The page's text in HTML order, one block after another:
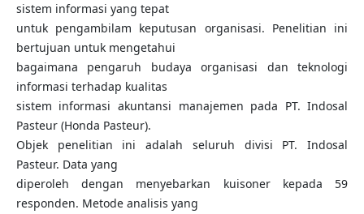
sistem informasi yang tepat
untuk pengambilam keputusan organisasi. Penelitian ini
bertujuan untuk mengetahui
bagaimana pengaruh budaya organisasi dan teknologi
informasi terhadap kualitas
sistem informasi akuntansi manajemen pada PT. Indosal
Pasteur (Honda Pasteur).
Objek penelitian ini adalah seluruh divisi PT. Indosal
Pasteur. Data yang
diperoleh dengan menyebarkan kuisoner kepada 59
responden. Metode analisis yang